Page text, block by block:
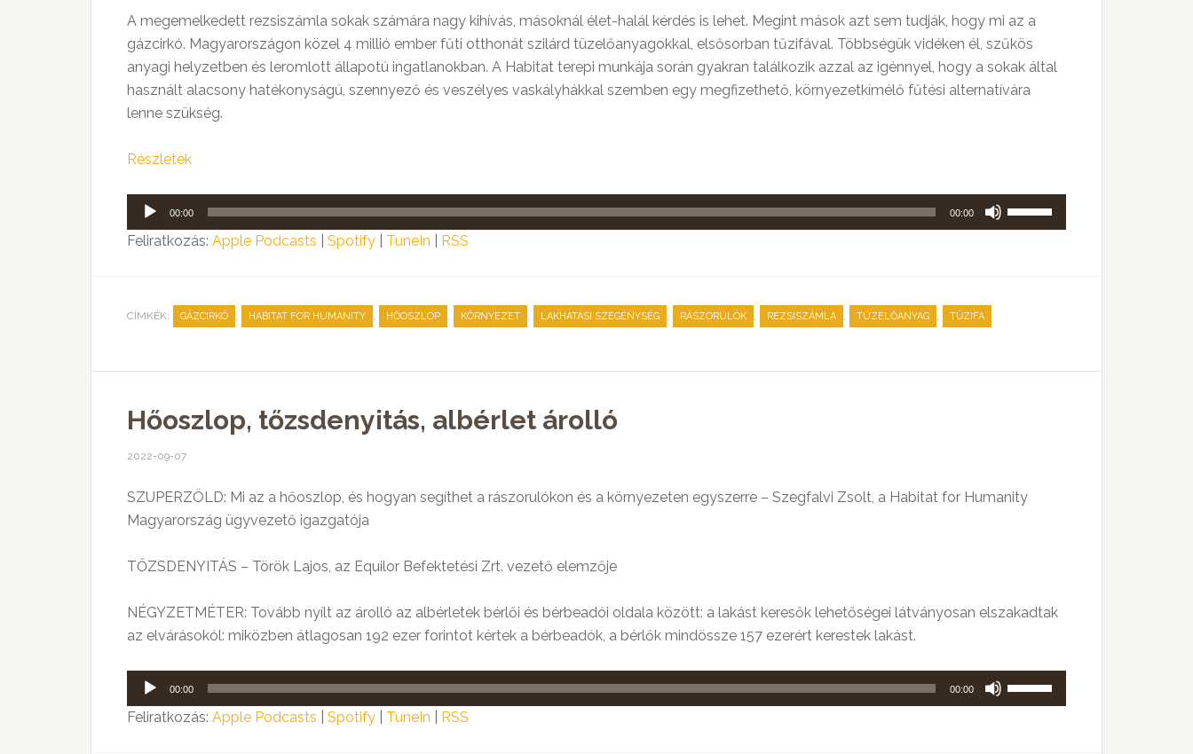
A megemelkedett rezsiszámla sokak számára nagy kihívás, másoknál élet-halál kérdés is lehet. Megint mások azt sem tudják, hogy mi az a
gázcirkó. Magyarországon közel 4 millió ember fűti otthonát szilárd tüzelőanyagokkal, elsősorban tűzifával. Többségük vidéken él, szűkös
anyagi helyzetben és leromlott állapotú ingatlanokban. A Habitat terepi munkája során gyakran találkozik azzal az igénnyel, hogy a sokak által
használt alacsony hatékonyságú, szennyező és veszélyes vaskályhákkal szemben egy megfizethető, környezetkímélő fűtési alternatívára
lenne szükség.
Részletek
Audió
lejátszó
00:00 00:00
hangerő
illetőleg
Feliratkozás: Apple Podcasts Spotify TuneIn RSS
CÍMKÉK: GÁZCIRKÓ , HABITAT FOR HUMANITY , HŐOSZLOP , KÖRNYEZET , LAKHATÁSI SZEGÉNYSÉG , RÁSZORULÓK , REZSISZÁMLA , TÜZELŐANYAG , TŰZIFA
Hőoszlop, tőzsdenyitás, albérlet árolló
2022-09-07
SZUPERZÖLD: Mi az a hőoszlop, és hogyan segíthet a rászorulókon és a környezeten egyszerre – Szegfalvi Zsolt, a Habitat for Humanity
Magyarország ügyvezető igazgatója
TŐZSDENYITÁS – Török Lajos, az Equilor Befektetési Zrt. vezető elemzője
NÉGYZETMÉTER: Tovább nyílt az árolló az albérletek bérlői és bérbeadói oldala között: a lakást keresők lehetőségei látványosan elszakadtak
az elvárásokól: miközben átlagosan 192 ezer forintot kértek a bérbeadók, a bérlők mindössze 157 ezerért kerestek lakást.
Audió
lejátszó
00:00 00:00
hangerő
illetőleg
Feliratkozás: Apple Podcasts Spotify TuneIn RSS